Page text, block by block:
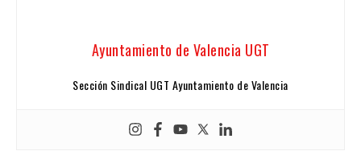
Ayuntamiento de Valencia UGT
Sección Sindical UGT Ayuntamiento de Valencia